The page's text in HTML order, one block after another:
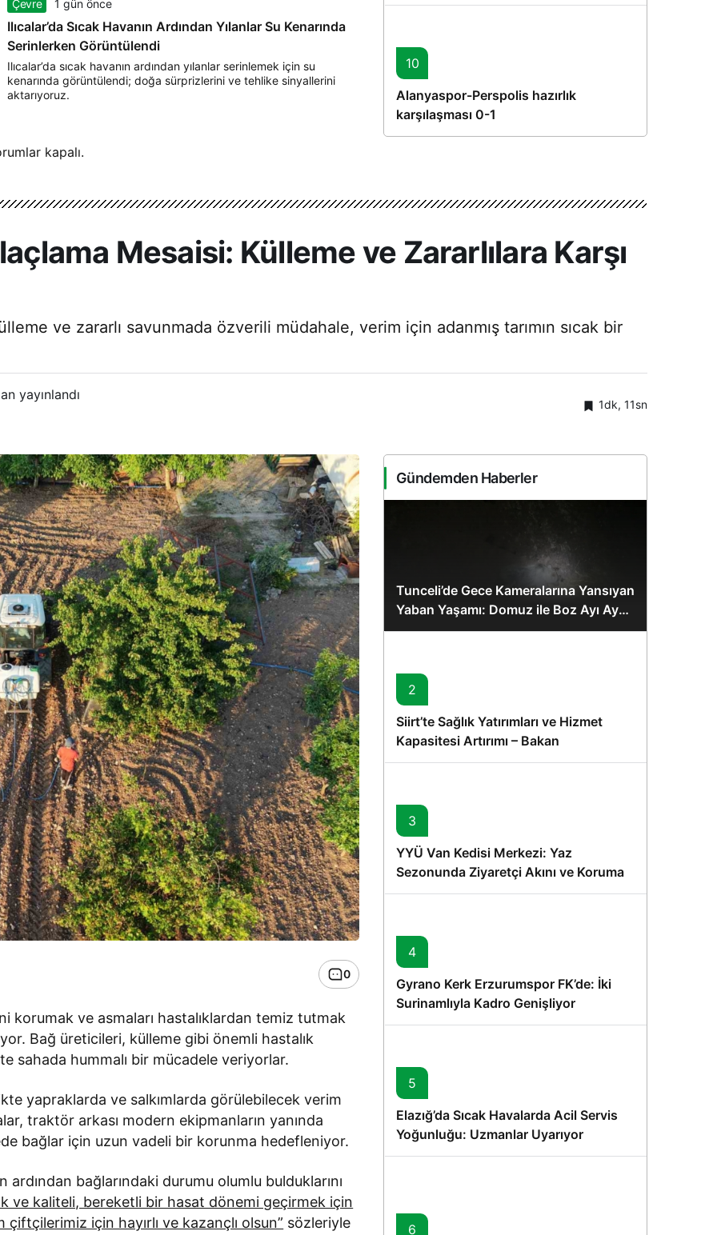
Çevre 1 gün önce
Ilıcalar’da Sıcak Havanın Ardından Yılanlar Su Kenarında
Serinlerken Görüntülendi
Ilıcalar’da sıcak havanın ardından yılanlar serinlemek için su
kenarında görüntülendi; doğa sürprizlerini ve tehlike sinyallerini
aktarıyoruz.
kapalı.
10
Alanyaspor-Perspolis hazırlık
karşılaşması 0-1
Mesaisi: Külleme ve Zararlılara Karşı
ve zararlı savunmada özverili müdahale, verim için adanmış tarımın sıcak bir
yayınlandı
1dk, 11sn
0
korumak ve asmaları hastalıklardan temiz tutmak
Bağ üreticileri, külleme gibi önemli hastalık
sahada hummalı bir mücadele veriyorlar.
yapraklarda ve salkımlarda görülebilecek verim
traktör arkası modern ekipmanların yanında
bağlar için uzun vadeli bir korunma hedefleniyor.
bağlarındaki durumu olumlu bulduklarını
ve kaliteli, bereketli bir hasat dönemi geçirmek için
çiftçilerimiz için hayırlı ve kazançlı olsun” sözleriyle
Gündemden Haberler
Tunceli’de Gece Kameralarına Yansıyan
Yaban Yaşamı: Domuz ile Boz Ayı Aynı
Karede
2
Siirt’te Sağlık Yatırımları ve Hizmet
Kapasitesi Artırımı – Bakan
Memişoğlu’nun Ziyareti
3
YYÜ Van Kedisi Merkezi: Yaz
Sezonunda Ziyaretçi Akını ve Koruma
Vurgusu
4
Gyrano Kerk Erzurumspor FK’de: İki
Surinamlıyla Kadro Genişliyor
5
Elazığ’da Sıcak Havalarda Acil Servis
Yoğunluğu: Uzmanlar Uyarıyor
6